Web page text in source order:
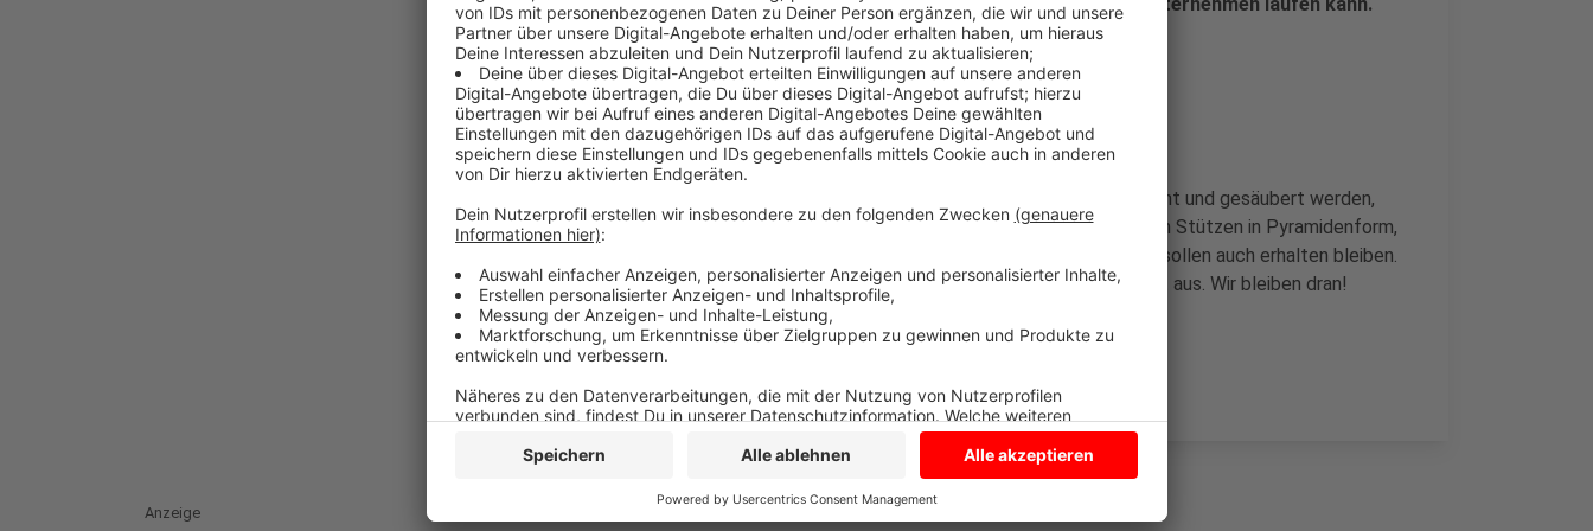
Veröffentlicht:Freitag, 26.09.2025 16:51
Anzeige
Beispielsweise sind die Steine bröselig. Daher müssen alle entfernt und gesäubert werden,
bevor die alten Steine wieder eingesetzt werden. Die historischen Stützen in Pyramidenform,
die die Mäuse einst davon abhielten, in die Scheune zu gelangen, sollen auch erhalten bleiben.
Insgesamt gehen die Eheleute Boor von rund 18 Monaten Bauzeit aus. Wir bleiben dran!
Anzeige
Anzeige